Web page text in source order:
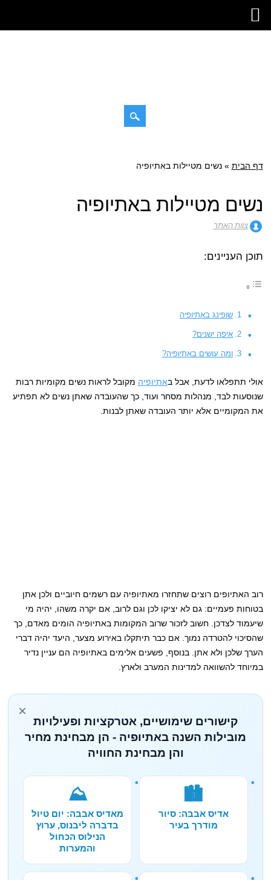
לתוכן
דף הבית »נשים מטיילות באתיופיה
נשים מטיילות באתיופיה
צוות האתר
תוכן העניינים:
שופינג באתיופיה
איפה ישנים?
ומה עושים באתיופיה?
אולי תתפלאו לדעת, אבל באתיופיה מקובל לראות נשים מקומיות רבות
שנוסעות לבד, מנהלות מסחר ועוד, כך שהעובדה שאתן נשים לא תפתיע
את המקומיים אלא יותר העובדה שאתן לבנות.
רוב האתיופים רוצים שתחזרו מאתיופיה עם רשמים חיוביים ולכן אתן
בטוחות פעמיים: גם לא יציקו לכן וגם לרוב, אם יקרה משהו, יהיה מי
שיעמוד לצדכן. חשוב לזכור שרוב המקומות באתיופיה הומים מאדם, כך
שהסיכוי להטרדה נמוך. אם כבר תיתקלו באירוע מצער, היעד יהיה דברי
הערך שלכן ולא אתן. בנוסף, פשעים אלימים באתיופיה הם עניין נדיר
במיוחד להשוואה למדינות המערב ולארץ.
×
קישורים שימושיים, אטרקציות ופעילויות
מובילות השנה באתיופיה - הן מבחינת מחיר
והן מבחינת החוויה
🏙️
אדיס אבבה: סיור
מודרך בעיר
⛰️
מאדיס אבבה: יום טיול
בדברה ליבנוס, ערוץ
הנילוס הכחול
והמערות